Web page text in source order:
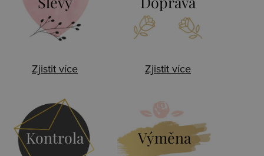
Zjistit více Zjistit více
Kontrola Výměna